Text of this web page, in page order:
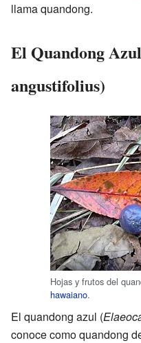
llama quandong.
El Quandong
angustifolius)
Hojas y frutos del
hawaiano.
El quandong azul (
conoce como quandong